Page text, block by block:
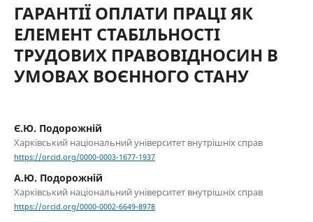
ГАРАНТІЇ ОПЛАТИ ПРАЦІ ЯК
ЕЛЕМЕНТ СТАБІЛЬНОСТІ
ТРУДОВИХ ПРАВОВІДНОСИН В
УМОВАХ ВОЄННОГО СТАНУ
Є.Ю. Подорожній
Харківський національний університет внутрішніх справ
https://orcid.org/0000-0003-1677-1937
А.Ю. Подорожній
Харківський національний університет внутрішніх справ
https://orcid.org/0000-0002-6649-8978